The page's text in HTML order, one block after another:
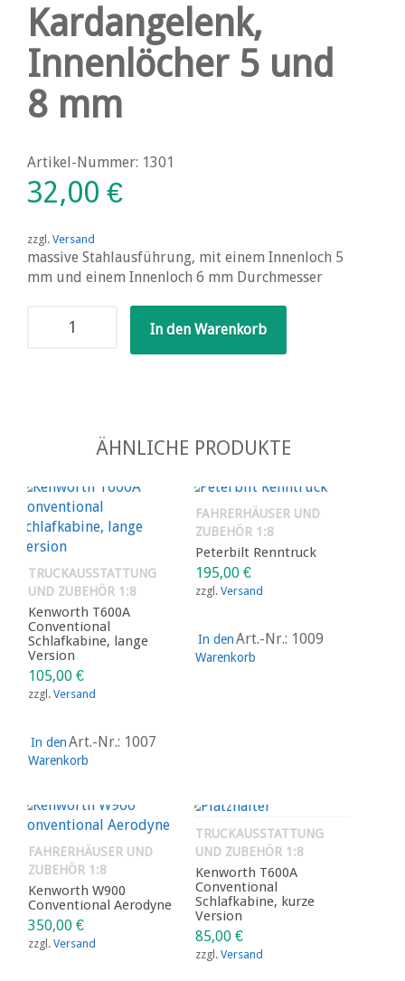
Kardangelenk,
Innenlöcher 5 und
8 mm
Artikel-Nummer: 1301
32,00 €
zzgl. Versand
massive Stahlausführung, mit einem Innenloch 5
mm und einem Innenloch 6 mm Durchmesser
Innenlöcher
In den Warenkorb
ÄHNLICHE PRODUKTE
TRUCKAUSSTATTUNG
UND ZUBEHÖR 1:8
Kenworth T600A
Conventional
Schlafkabine, lange
Version
105,00 €
zzgl. Versand
In den
Warenkorb
Art.-Nr.: 1007
FAHRERHÄUSER UND
ZUBEHÖR 1:8
Peterbilt Renntruck
195,00€
zzgl.Versand
In den
Warenkorb
Art.-Nr.: 1009
FAHRERHÄUSER UND
ZUBEHÖR 1:8
Kenworth W900
Conventional Aerodyne
350,00 €
zzgl. Versand
TRUCKAUSSTATTUNG
UND ZUBEHÖR 1:8
Kenworth T600A
Conventional
Schlafkabine, kurze
Version
85,00€
zzgl.Versand